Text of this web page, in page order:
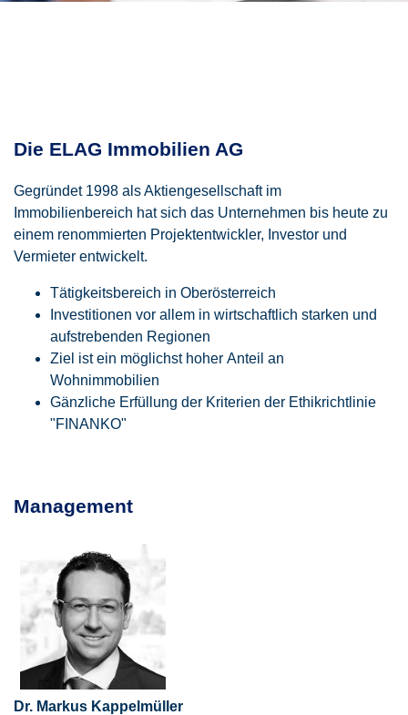
Die ELAG Immobilien AG
Gegründet 1998 als Aktiengesellschaft im
Immobilienbereich hat sich das Unternehmen bis heute zu
einem renommierten Projektentwickler, Investor und
Vermieter entwickelt.
Tätigkeitsbereich in Oberösterreich
Investitionen vor allem in wirtschaftlich starken und
aufstrebenden Regionen
Ziel ist ein möglichst hoher Anteil an
Wohnimmobilien
Gänzliche Erfüllung der Kriterien der Ethikrichtlinie
"FINANKO"
Management
Dr. Markus Kappelmüller